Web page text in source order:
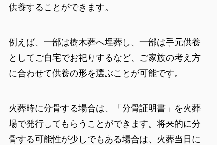
供養することができます。
例えば、一部は樹木葬へ埋葬し、一部は手元供養
としてご自宅でお祀りするなど、ご家族の考え方
に合わせて供養の形を選ぶことが可能です。
火葬時に分骨する場合は、「分骨証明書」を火葬
場で発行してもらうことができます。将来的に分
骨する可能性が少しでもある場合は、火葬当日に